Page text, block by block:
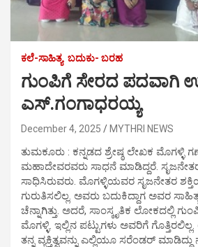
ಕಲೆ-ಸಾಹಿತ್ಯ ಬದುಕು- ಬರಹ
ಗುಂಪಿಗೆ ಸೇರದ ಪದವಾಗಿ
ಎಸ್.ಗಂಗಾಧರಯ್ಯ
December 4, 2025 MYTHRI NEWS
ತುಮಕೂರು : ಕನ್ನಡದ ಶ್ರೇಷ್ಠ ಲೇಖಕ ಮೊಗಳ್ಳಿ
ಮಹಾದೇವರವರು ಸಾಧನೆ ಮಾಡಿದ್ದರೆ.
ಸಾಧಿಸಿರುವರು. ಮೊಗಳ್ಳಿಯವರ ಸೃಜನೇತರ
ಗುರುತಿಸಲಿಲ್ಲ. ಅವರು ಬದುಕಿದ್ದಾಗ ಅವರ
ಚೆನ್ನಾಗಿತ್ತು. ಅದರೆ, ಸಾಂಸ್ಕೃತಿಕ ಲೋಕದಲ್ಲಿ
ಮೊಗಳ್ಳಿ. ಇಲ್ಲಿನ ಪಟ್ಟುಗಳು ಅವರಿಗೆ
ತನ್ನ ವ್ಯಕ್ತಿತ್ವವನ್ನು ಎಲ್ಲಿಯೂ ಸರೆಂಡರ್